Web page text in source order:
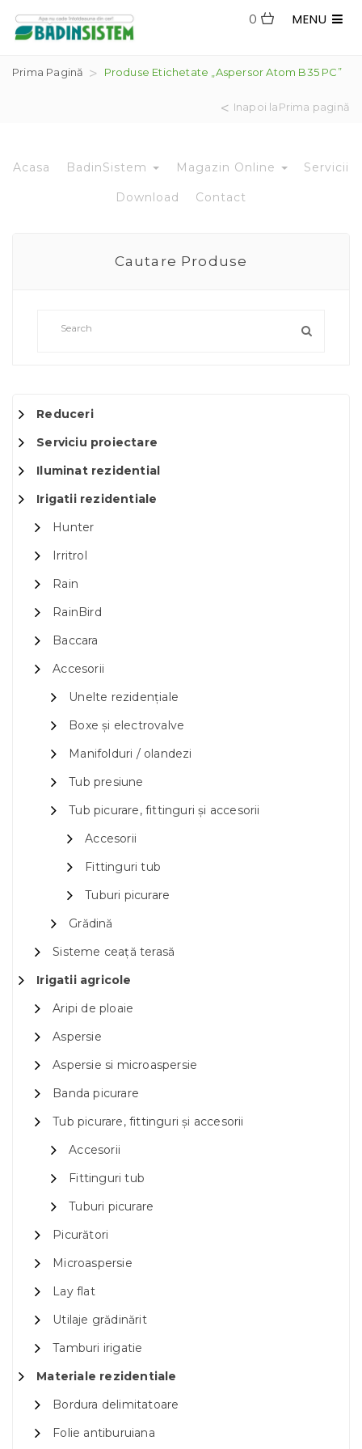
MENU
0
Prima Pagină Produse Etichetate „aspersor Atom B35 PC”
Inapoi laPrima pagină
Acasa BadinSistem Magazin Online Servicii
Download Contact
Cautare Produse
Reduceri
Serviciu proiectare
Iluminat rezidential
Irigatii rezidentiale
Hunter
Irritrol
Rain
RainBird
Baccara
Accesorii
Unelte rezidențiale
Boxe și electrovalve
Manifolduri / olandezi
Tub presiune
Tub picurare, fittinguri și accesorii
Accesorii
Fittinguri tub
Tuburi picurare
Grădină
Sisteme ceață terasă
Irigatii agricole
Aripi de ploaie
Aspersie
Aspersie si microaspersie
Banda picurare
Tub picurare, fittinguri și accesorii
Accesorii
Fittinguri tub
Tuburi picurare
Picurători
Microaspersie
Lay flat
Utilaje grădinărit
Tamburi irigatie
Materiale rezidentiale
Bordura delimitatoare
Folie antiburuiana